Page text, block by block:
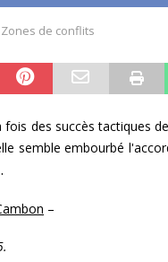
Zones de conflits
des succès tactiques
semble embourbé
–